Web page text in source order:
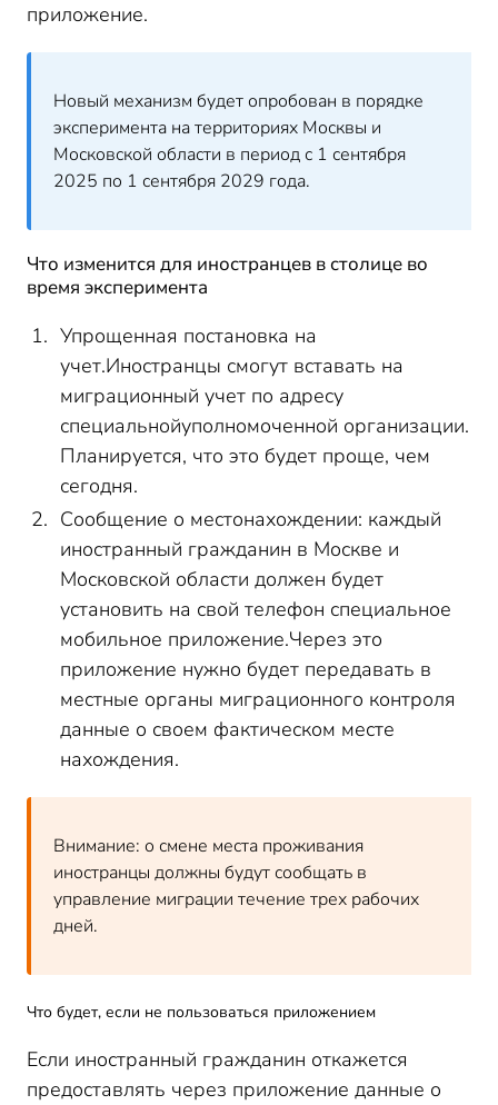
приложение.
Новый механизм будет опробован в порядке
эксперимента на территориях Москвы и
Московской области в период с 1 сентября
2025 по 1 сентября 2029 года.
Что изменится для иностранцев в столице во
время эксперимента
Упрощенная постановка на
учет.Иностранцы смогут вставать на
миграционный учет по адресу
специальнойуполномоченной организации.
Планируется, что это будет проще, чем
сегодня.
Сообщение о местонахождении: каждый
иностранный гражданин в Москве и
Московской области должен будет
установить на свой телефон специальное
мобильное приложение.Через это
приложение нужно будет передавать в
местные органы миграционного контроля
данные о своем фактическом месте
нахождения.
Внимание: о смене места проживания
иностранцы должны будут сообщать в
управление миграции течение трех рабочих
дней.
Что будет, если не пользоваться приложением
Если иностранный гражданин откажется
предоставлять через приложение данные о